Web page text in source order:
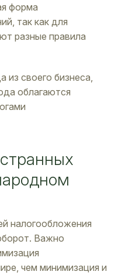
форма
так как для
разные правила
своего бизнеса,
облагаются
налогообложения
Важно
чем минимизация и